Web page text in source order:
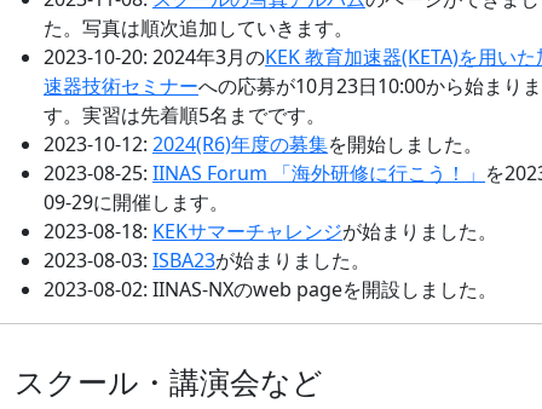
た。写真は順次追加していきます。
2023-10-20: 2024年3月のKEK 教育加速器(KETA)を用いた
速器技術セミナーへの応募が10月23日10:00から始まりま
す。実習は先着順5名までです。
2023-10-12: 2024(R6)年度の募集を開始しました。
2023-08-25: IINAS Forum 「海外研修に行こう！」 を
09-29に開催します。
2023-08-18: KEKサマーチャレンジが始まりました。
2023-08-03: ISBA23が始まりました。
2023-08-02: IINAS-NXのweb pageを開設しました。
スクール・講演会など